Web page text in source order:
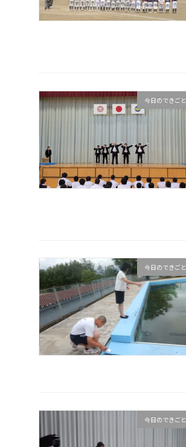
今日のできごと
今日のできごと
今日のできごと